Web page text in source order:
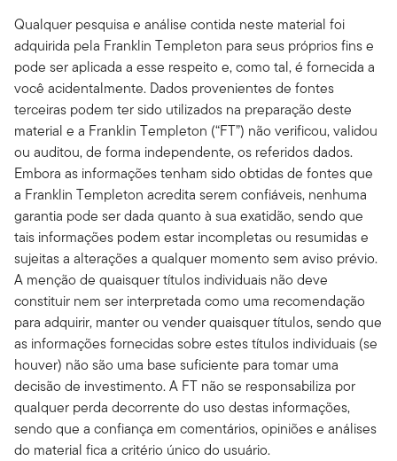
Qualquer pesquisa e análise contida neste material foi
adquirida pela Franklin Templeton para seus próprios fins e
pode ser aplicada a esse respeito e, como tal, é fornecida a
você acidentalmente. Dados provenientes de fontes
terceiras podem ter sido utilizados na preparação deste
material e a Franklin Templeton (“FT”) não verificou, validou
ou auditou, de forma independente, os referidos dados.
Embora as informações tenham sido obtidas de fontes que
a Franklin Templeton acredita serem confiáveis, nenhuma
garantia pode ser dada quanto à sua exatidão, sendo que
tais informações podem estar incompletas ou resumidas e
sujeitas a alterações a qualquer momento sem aviso prévio.
A menção de quaisquer títulos individuais não deve
constituir nem ser interpretada como uma recomendação
para adquirir, manter ou vender quaisquer títulos, sendo que
as informações fornecidas sobre estes títulos individuais (se
houver) não são uma base suficiente para tomar uma
decisão de investimento. A FT não se responsabiliza por
qualquer perda decorrente do uso destas informações,
sendo que a confiança em comentários, opiniões e análises
do material fica a critério único do usuário.